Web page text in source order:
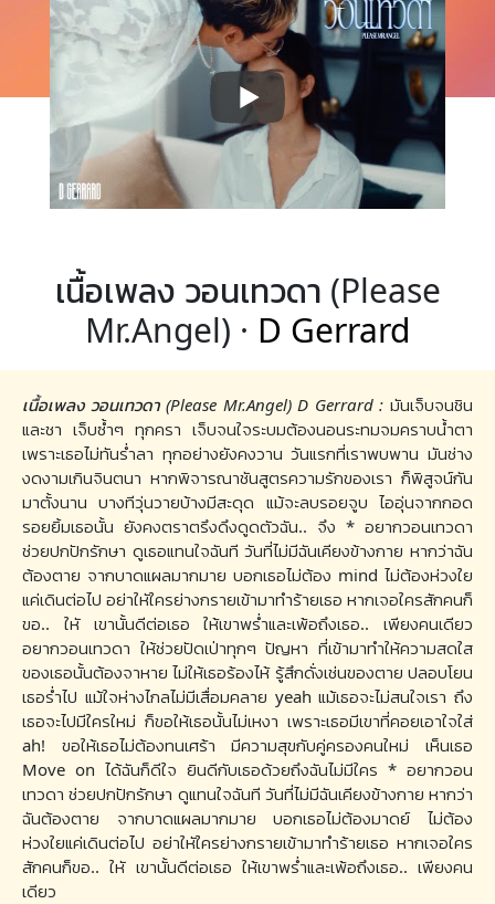
เนื้อเพลง วอนเทวดา (Please
Mr.Angel) · D Gerrard
เนื้อเพลง วอนเทวดา (Please Mr.Angel) D Gerrard : มันเจ็บจนชิน
และชา เจ็บซ้ำๆ ทุกครา เจ็บจนใจระบมต้องนอนระทมจมคราบน้ำตา
เพราะเธอไม่ทันร่ำลา ทุกอย่างยังคงวาน วันแรกที่เราพบพาน มันช่าง
งดงามเกินจินตนา หากพิจารณาชันสูตรความรักของเรา ก็พิสูจน์กัน
มาตั้งนาน บางทีวุ่นวายบ้างมีสะดุด แม้จะลบรอยจูบ ไออุ่นจากกอด
รอยยิ้มเธอนั้น ยังคงตราตรึงดึงดูดตัวฉัน.. จึง * อยากวอนเทวดา
ช่วยปกปักรักษา ดูเธอแทนใจฉันที วันที่ไม่มีฉันเคียงข้างกาย หากว่าฉัน
ต้องตาย จากบาดแผลมากมาย บอกเธอไม่ต้อง mind ไม่ต้องห่วงใย
แค่เดินต่อไป อย่าใหัใครย่างกรายเข้ามาทำร้ายเธอ หากเจอใครสักคนก็
ขอ.. ใหั เขานั้นดีต่อเธอ ให้เขาพร่ำและเพ้อถึงเธอ.. เพียงคนเดียว
อยากวอนเทวดา ให้ช่วยปัดเป่าทุกๆ ปัญหา ที่เข้ามาทำให้ความสดใส
ของเธอนั้นต้องจาหาย ไม่ให้เธอร้องไห้ รู้สึกดั่งเช่นของตาย ปลอบโยน
เธอร่ำไป แม้ใจห่างไกลไม่มีเสื่อมคลาย yeah แม้เธอจะไม่สนใจเรา ถึง
เธอจะไปมีใครใหม่ ก็ขอให้เธอนั้นไม่เหงา เพราะเธอมีเขาที่คอยเอาใจใส่
ah! ขอให้เธอไม่ต้องทนเศร้า มีความสุขกับคู่ครองคนใหม่ เห็นเธอ
Move on ได้ฉันก็ดีใจ ยินดีกับเธอด้วยถึงฉันไม่มีใคร * อยากวอน
เทวดา ช่วยปกปักรักษา ดูแทนใจฉันที วันที่ไม่มีฉันเคียงข้างกาย หากว่า
ฉันต้องตาย จากบาดแผลมากมาย บอกเธอไม่ต้องมาดย์ ไม่ต้อง
ห่วงใยแค่เดินต่อไป อย่าใหัใครย่างกรายเข้ามาทำร้ายเธอ หากเจอใคร
สักคนก็ขอ.. ใหั เขานั้นดีต่อเธอ ให้เขาพร่ำและเพ้อถึงเธอ.. เพียงคน
เดียว